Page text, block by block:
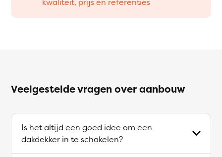
Veelgestelde vragen over aanbouw
Is het altijd een goed idee om een
dakdekker in te schakelen?